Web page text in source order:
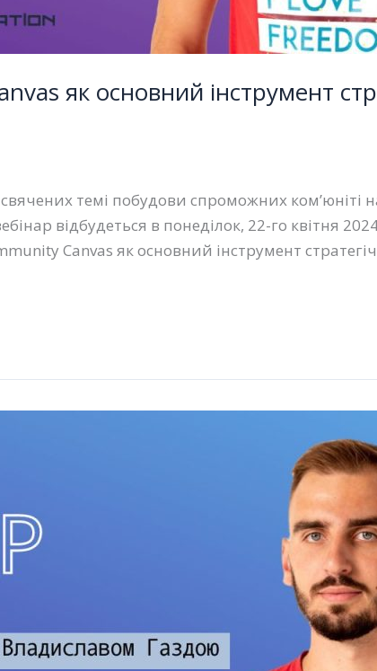
як основний інструмент
темі побудови спроможних ком’юніті
відбудеться в понеділок, 22-го квітня
Canvas як основний інструмент